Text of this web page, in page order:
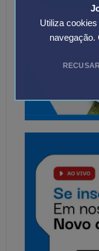
Utiliza
navegação.
RECUSAR